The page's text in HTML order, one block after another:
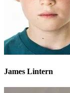
James Lintern